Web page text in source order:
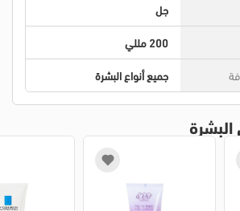
جل
200 مللي
جميع أنواع البشرة